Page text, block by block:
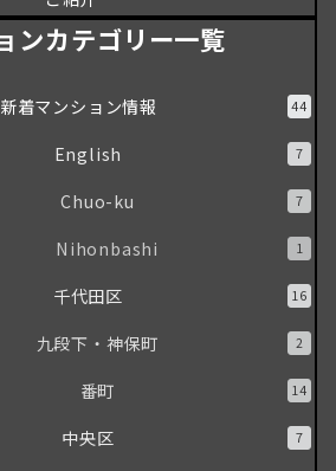
ンカテゴリー一覧
新着マンション情報 44
English 7
Chuo-ku 7
Nihonbashi 1
千代田区 16
九段下・神保町 2
番町 14
中央区 7